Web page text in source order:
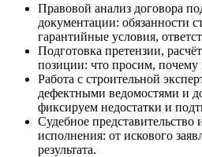
Правовой анализ договора
документации: обязанности
гарантийные условия,
Подготовка претензии,
позиции: что просим, почему
Работа с строительной
дефектными ведомостями и
фиксируем недостатки и
Судебное
исполнения: от искового
результата.